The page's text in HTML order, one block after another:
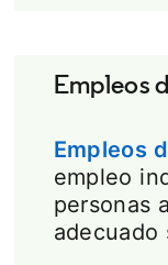
Empleos
Empleos
empleo
personas
adecuado